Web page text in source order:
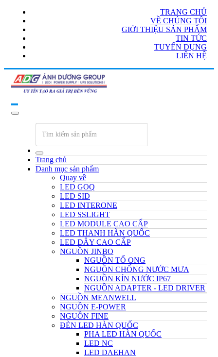
TRANG CHỦ
VỀ CHÚNG TÔI
GIỚI THIỆU SẢN PHẨM
TIN TỨC
TUYỂN DỤNG
LIÊN HỆ
Trang chủ
Danh mục sản phẩm
Quay về
LED GOQ
LED SID
LED INTERONE
LED SSLIGHT
LED MODULE CAO CẤP
LED THANH HÀN QUỐC
LED DÂY CAO CẤP
NGUỒN JINBO
NGUỒN TỔ ONG
NGUỒN CHỐNG NƯỚC MƯA
NGUỒN KÍN NƯỚC IP67
NGUỒN ADAPTER - LED DRIVER
NGUỒN MEANWELL
NGUỒN E-POWER
NGUỒN FINE
ĐÈN LED HÀN QUỐC
PHA LED HÀN QUỐC
LED NC
LED DAEHAN